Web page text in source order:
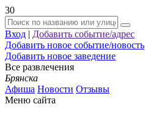
30
Вход | Добавить событие/адрес
Добавить новое событие/новость
Добавить новое заведение
Все развлечения
Брянска
Афиша Новости Отзывы
Меню сайта